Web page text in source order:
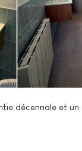
décennale et